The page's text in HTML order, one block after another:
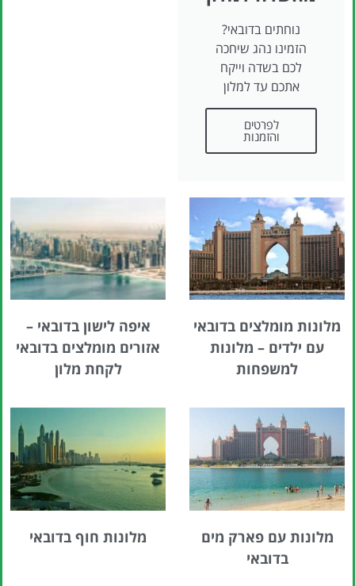
נוחתים בדובאי?
הזמינו נהג שיחכה
לכם בשדה וייקח
אתכם עד למלון
לפרטים
והזמנות
מלונות מומלצים בדובאי
עם ילדים – מלונות
למשפחות
איפה לישון בדובאי –
אזורים מומלצים בדובאי
לקחת מלון
מלונות עם פארק מים
בדובאי
מלונות חוף בדובאי